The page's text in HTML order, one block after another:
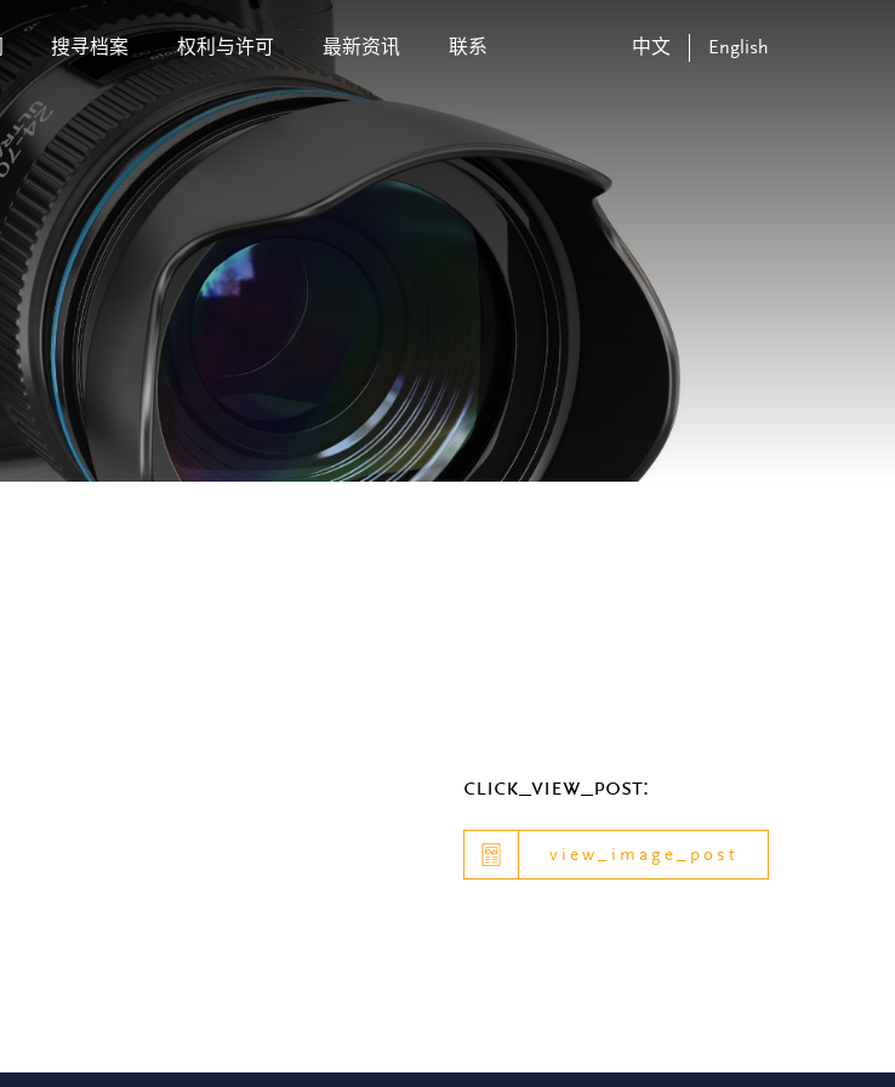
搜寻档案 权利与许可 最新资讯 联系 中文 English
click_view_post:
view_image_post